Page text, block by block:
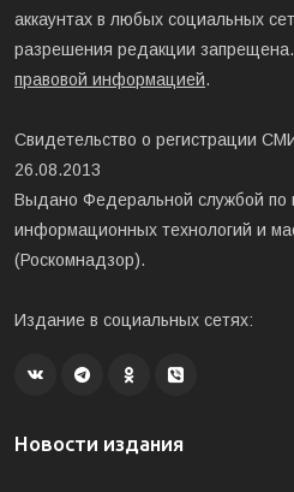
аккаунтах в любых социальных
разрешения редакции
правовой информацией.
Свидетельство о регистрации
26.08.2013
Выдано Федеральной службой по
информационных технологий и
(Роскомнадзор).
Издание в социальных сетях:
Новости издания